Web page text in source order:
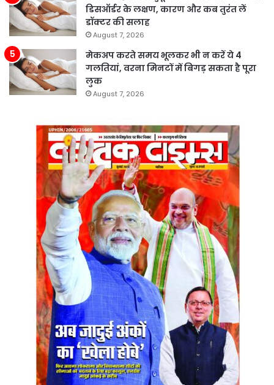
डिसऑर्डर के लक्षण, कारण और कब तुरंत लें
डॉक्टर की सलाह
August 7, 2026
मेकअप करते समय भूलकर भी न करें ये 4
गलतियां, वरना मिनटों में बिगड़ सकता है पूरा
लुक
August 7, 2026